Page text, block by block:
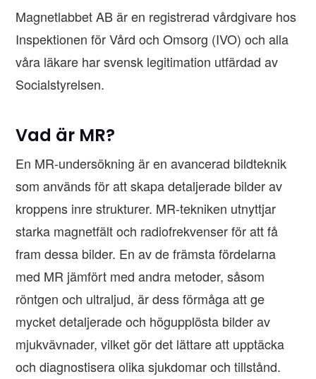
Magnetlabbet AB är en registrerad vårdgivare hos
Inspektionen för Vård och Omsorg (IVO) och alla
våra läkare har svensk legitimation utfärdad av
Socialstyrelsen.
Vad är MR?
En MR-undersökning är en avancerad bildteknik
som används för att skapa detaljerade bilder av
kroppens inre strukturer. MR-tekniken utnyttjar
starka magnetfält och radiofrekvenser för att få
fram dessa bilder. En av de främsta fördelarna
med MR jämfört med andra metoder, såsom
röntgen och ultraljud, är dess förmåga att ge
mycket detaljerade och högupplösta bilder av
mjukvävnader, vilket gör det lättare att upptäcka
och diagnostisera olika sjukdomar och tillstånd.